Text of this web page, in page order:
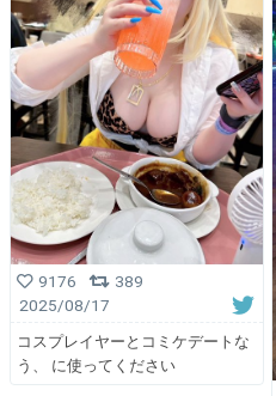
9176
389
2025/08/17
コスプレイヤーとコミケデートな
う、 に使ってください